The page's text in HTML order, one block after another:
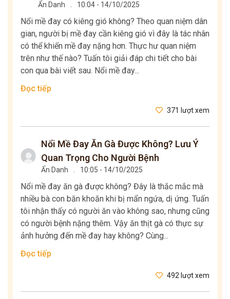
Ẩn Danh 10:04 - 14/10/2025
Nổi mề đay có kiêng gió không? Theo quan niệm dân
gian, người bị mề đay cần kiêng gió vì đây là tác nhân
có thể khiến mề đay nặng hơn. Thực hư quan niệm
trên như thế nào? Tuấn tôi giải đáp chi tiết cho bài
con qua bài viết sau. Nổi mề đay...
Đọc tiếp
371 lượt xem
Nổi Mề Đay Ăn Gà Được Không? Lưu Ý
Quan Trọng Cho Người Bệnh
Ẩn Danh 10:05 - 14/10/2025
Nổi mề đay ăn gà được không? Đây là thắc mắc mà
nhiều bà con băn khoăn khi bị mẩn ngứa, dị ứng. Tuấn
tôi nhận thấy có người ăn vào không sao, nhưng cũng
có người bệnh nặng thêm. Vậy ăn thịt gà có thực sự
ảnh hưởng đến mề đay hay không? Cùng...
Đọc tiếp
492 lượt xem